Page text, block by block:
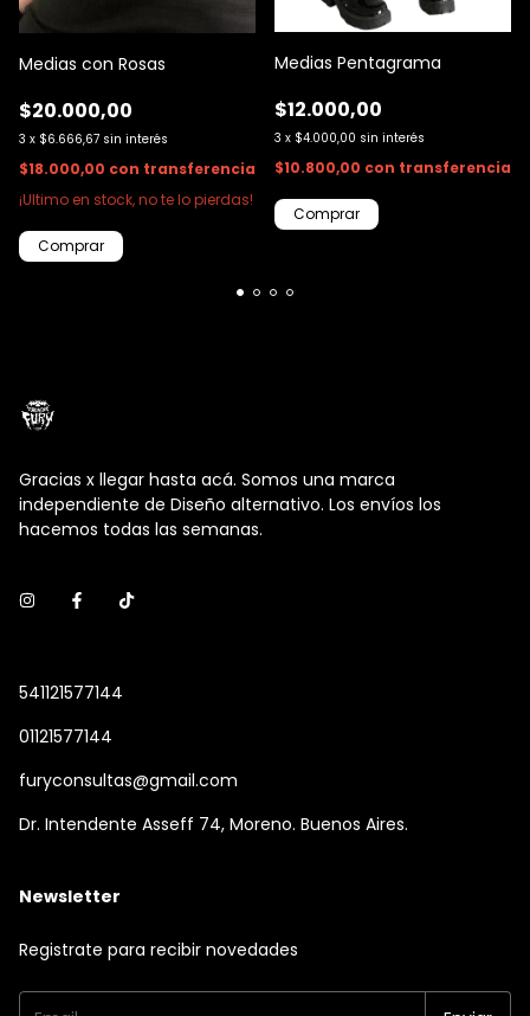
Medias con Rosas
$20.000,00
3 x $6.666,67 sin interés
$18.000,00 con transferencia
¡Ultimo en stock, no te lo pierdas!
Medias Pentagrama
$12.000,00
3 x $4.000,00 sin interés
$10.800,00 con transferencia
Gracias x llegar hasta acá. Somos una marca
independiente de Diseño alternativo. Los envíos los
hacemos todas las semanas.
541121577144
01121577144
furyconsultas@gmail.com
Dr. Intendente Asseff 74, Moreno. Buenos Aires.
Newsletter
Registrate para recibir novedades